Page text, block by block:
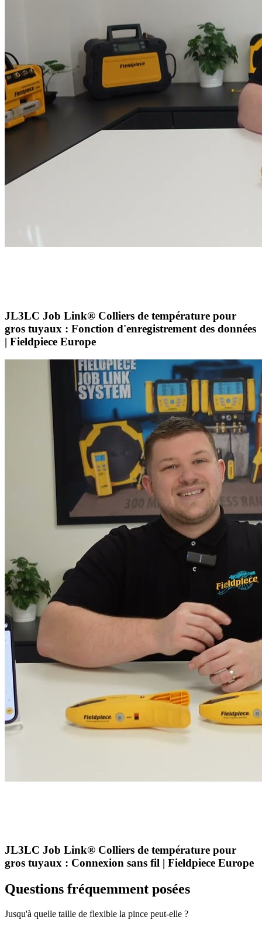
JL3LC Job Link® Colliers de température pour
gros tuyaux : Fonction d'enregistrement des données
| Fieldpiece Europe
JL3LC Job Link® Colliers de température pour
gros tuyaux : Connexion sans fil | Fieldpiece Europe
Questions fréquemment posées
Jusqu'à quelle taille de flexible la pince peut-elle ?